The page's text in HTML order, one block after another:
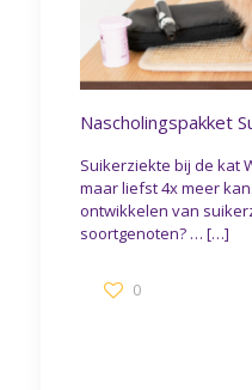
Nascholingspakket
Suikerziekte bij de kat
maar liefst 4x meer
ontwikkelen van
soortgenoten? … […]
0